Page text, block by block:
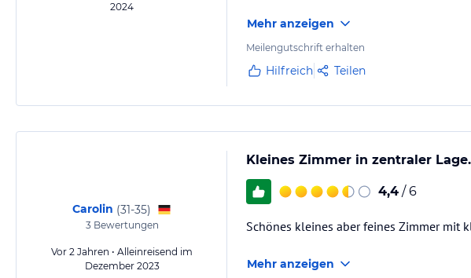
2024
Mehr anzeigen
Meilengutschrift erhalten
Hilfreich Teilen
Carolin (31-35)
3Bewertungen
Vor 2 Jahren • Alleinreisend im
Dezember 2023
Kleines Zimmer in zentraler
4,4 / 6
Schönes kleines aber feines Zimmer mit
Mehr anzeigen